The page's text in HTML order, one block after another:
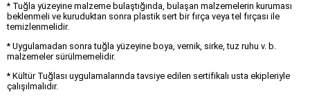
* Tuğla yüzeyine malzeme bulaştığında, bulaşan malzemelerin kuruması
beklenmeli ve kuruduktan sonra plastik sert bir fırça veya tel fırçası ile
temizlenmelidir.
* Uygulamadan sonra tuğla yüzeyine boya, vernik, sirke, tuz ruhu v. b.
malzemeler sürülmemelidir.
* Kültür Tuğlası uygulamalarında tavsiye edilen sertifikalı usta ekipleriyle
çalışılmalıdır.